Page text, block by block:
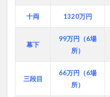
十両 1320万円
幕下
99万円（6場
所）
三段目
66万円（6場
所）